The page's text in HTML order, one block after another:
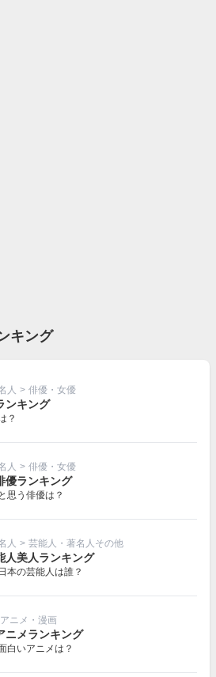
キング
人 > 俳優・女優
ンキング
？
人 > 俳優・女優
優ランキング
思う俳優は？
人 > 芸能人・著名人その他
人美人ランキング
本の芸能人は誰？
アニメ・漫画
ニメランキング
白いアニメは？